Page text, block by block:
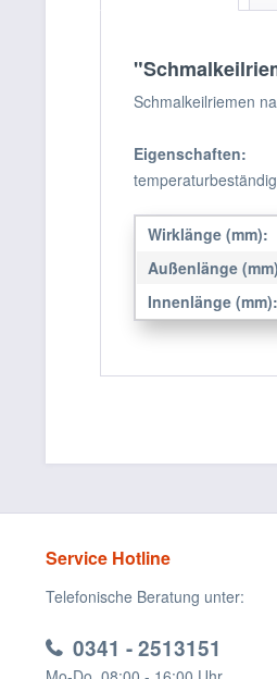
Schmalkeilriemen
Eigenschaften:
Wirklänge (mm):
Außenlänge
Innenlänge (mm):
Service Hotline
Telefonische Beratung unter:
0341 - 2513151